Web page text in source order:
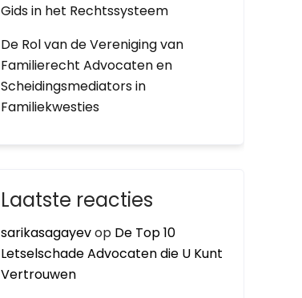
Gids in het Rechtssysteem
De Rol van de Vereniging van
Familierecht Advocaten en
Scheidingsmediators in
Familiekwesties
Laatste reacties
sarikasagayevop De Top 10
Letselschade Advocaten die U Kunt
Vertrouwen